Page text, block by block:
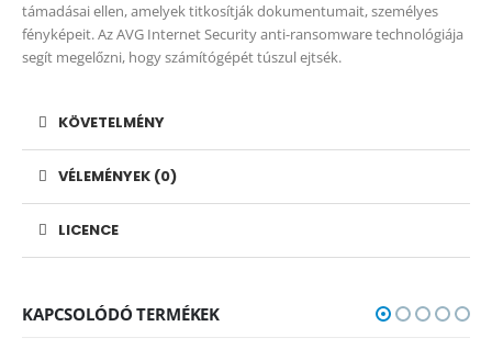
támadásai ellen, amelyek titkosítják dokumentumait, személyes
fényképeit. Az AVG Internet Security anti-ransomware technológiája
segít megelőzni, hogy számítógépét túszul ejtsék.
KÖVETELMÉNY
VÉLEMÉNYEK (0)
LICENCE
KAPCSOLÓDÓ TERMÉKEK